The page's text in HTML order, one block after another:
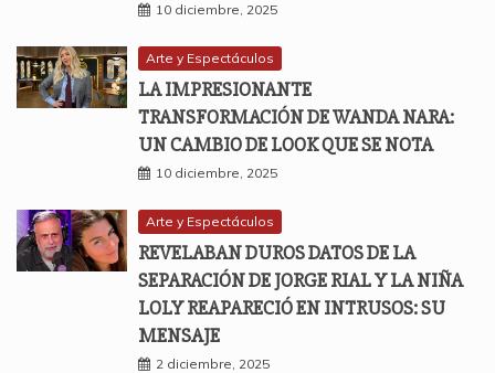
10 diciembre, 2025
Arte y Espectáculos
LA IMPRESIONANTE
TRANSFORMACIÓN DE WANDA NARA:
UN CAMBIO DE LOOK QUE SE NOTA
10 diciembre, 2025
Arte y Espectáculos
REVELABAN DUROS DATOS DE LA
SEPARACIÓN DE JORGE RIAL Y LA NIÑA
LOLY REAPARECIÓ EN INTRUSOS: SU
MENSAJE
2 diciembre, 2025